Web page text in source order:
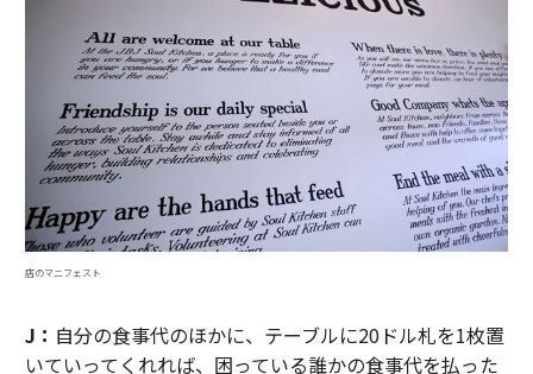
店のマニフェスト
J： 自分の食事代のほかに、テーブルに20ドル札を1枚置
いていってくれれば、困っている誰かの食事代を払った